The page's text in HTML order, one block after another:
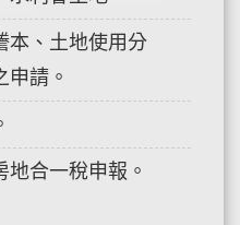
本、土地使用分
申請。
合一稅申報。